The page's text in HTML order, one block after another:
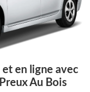
et en ligne avec
Au Bois